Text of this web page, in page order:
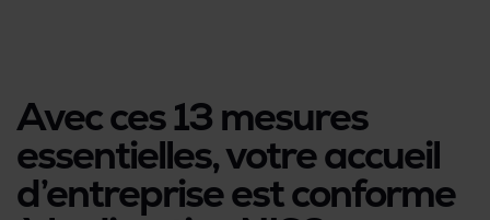
Avec ces 13 mesures
essentielles, votre accueil
d’entreprise est conforme